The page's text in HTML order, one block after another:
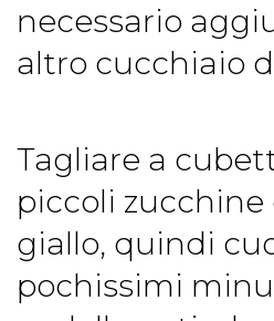
necessario
altro cucchiaio
Tagliare a
piccoli zucchine
giallo, quindi
pochissimi